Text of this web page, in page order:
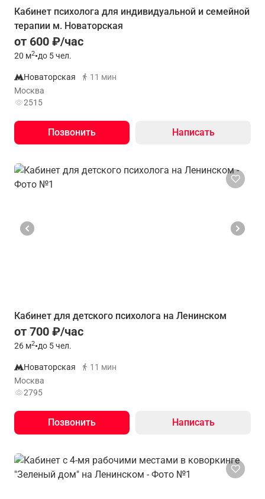
Кабинет психолога для индивидуальной и семейной
терапии м. Новаторская
от 600 ₽/час
20 м2•до 5 чел.
Новаторская
11 мин
Москва
2515
Позвонить Написать
Кабинет для детского психолога на Ленинском
от 700 ₽/час
26 м2•до 5 чел.
Новаторская
11 мин
Москва
2795
Позвонить Написать